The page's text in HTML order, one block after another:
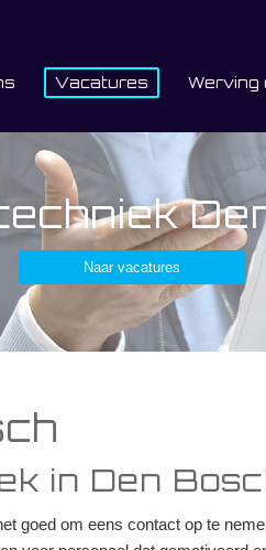
Vacatures Werving
Naar vacatures
in Den
goed om eens contact op te